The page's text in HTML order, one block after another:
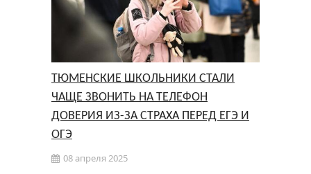
ТЮМЕНСКИЕ ШКОЛЬНИКИ СТАЛИ
ЧАЩЕ ЗВОНИТЬ НА ТЕЛЕФОН
ДОВЕРИЯ ИЗ-ЗА СТРАХА ПЕРЕД ЕГЭ И
ОГЭ
08 апреля 2025